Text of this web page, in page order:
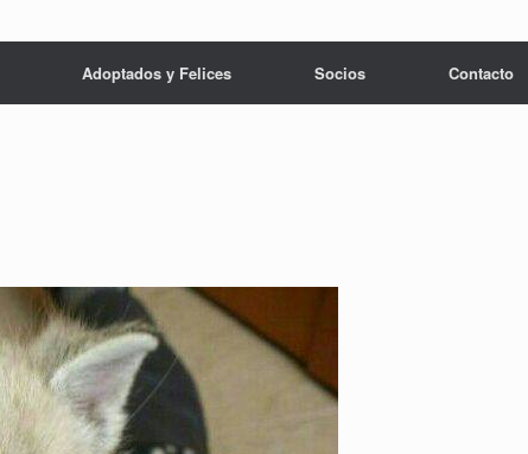
Adoptados y Felices Socios Contacto